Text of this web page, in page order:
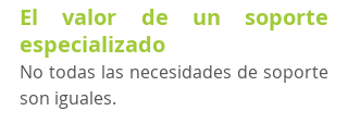
El valor de un soporte
especializado
No todas las necesidades de soporte
son iguales.